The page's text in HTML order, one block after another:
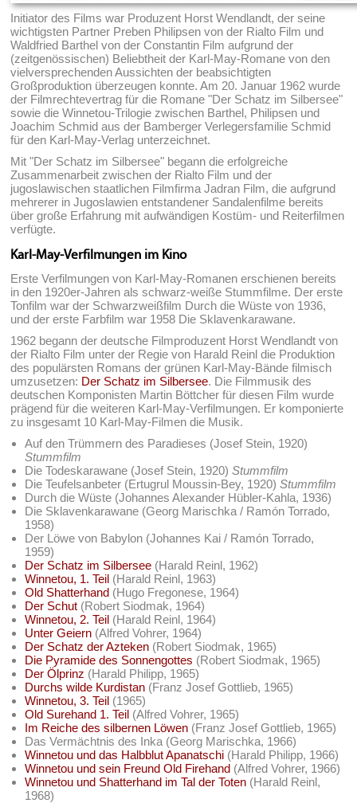
Initiator des Films war Produzent Horst Wendlandt, der seine
wichtigsten Partner Preben Philipsen von der Rialto Film und
Waldfried Barthel von der Constantin Film aufgrund der
(zeitgenössischen) Beliebtheit der Karl-May-Romane von den
vielversprechenden Aussichten der beabsichtigten
Großproduktion überzeugen konnte. Am 20. Januar 1962 wurde
der Filmrechtevertrag für die Romane "Der Schatz im Silbersee"
sowie die Winnetou-Trilogie zwischen Barthel, Philipsen und
Joachim Schmid aus der Bamberger Verlegersfamilie Schmid
für den Karl-May-Verlag unterzeichnet.
Mit "Der Schatz im Silbersee" begann die erfolgreiche
Zusammenarbeit zwischen der Rialto Film und der
jugoslawischen staatlichen Filmfirma Jadran Film, die aufgrund
mehrerer in Jugoslawien entstandener Sandalenfilme bereits
über große Erfahrung mit aufwändigen Kostüm- und Reiterfilmen
verfügte.
Karl-May-Verfilmungen im Kino
Erste Verfilmungen von Karl-May-Romanen erschienen bereits
in den 1920er-Jahren als schwarz-weiße Stummfilme. Der erste
Tonfilm war der Schwarzweißfilm Durch die Wüste von 1936,
und der erste Farbfilm war 1958 Die Sklavenkarawane.
1962 begann der deutsche Filmproduzent Horst Wendlandt von
der Rialto Film unter der Regie von Harald Reinl die Produktion
des populärsten Romans der grünen Karl-May-Bände filmisch
umzusetzen: Der Schatz im Silbersee. Die Filmmusik des
deutschen Komponisten Martin Böttcher für diesen Film wurde
prägend für die weiteren Karl-May-Verfilmungen. Er komponierte
zu insgesamt 10 Karl-May-Filmen die Musik.
Auf den Trümmern des Paradieses (Josef Stein, 1920)
Stummfilm
Die Todeskarawane (Josef Stein, 1920)Stummfilm
Die Teufelsanbeter (Ertugrul Moussin-Bey, 1920)Stummfilm
Durch die Wüste (Johannes Alexander Hübler-Kahla, 1936)
Die Sklavenkarawane (Georg Marischka / Ramón Torrado,
1958)
Der Löwe von Babylon (Johannes Kai / Ramón Torrado,
1959)
Der Schatz im Silbersee (Harald Reinl, 1962)
Winnetou, 1. Teil (Harald Reinl, 1963)
Old Shatterhand (Hugo Fregonese, 1964)
Der Schut (Robert Siodmak, 1964)
Winnetou, 2. Teil (Harald Reinl, 1964)
Unter Geiern (Alfred Vohrer, 1964)
Der Schatz der Azteken (Robert Siodmak, 1965)
Die Pyramide des Sonnengottes (Robert Siodmak, 1965)
Der Ölprinz (Harald Philipp, 1965)
Durchs wilde Kurdistan (Franz Josef Gottlieb, 1965)
Winnetou, 3. Teil (1965)
Old Surehand 1. Teil (Alfred Vohrer, 1965)
Im Reiche des silbernen Löwen (Franz Josef Gottlieb, 1965)
Das Vermächtnis des Inka (Georg Marischka, 1966)
Winnetou und das Halbblut Apanatschi (Harald Philipp, 1966)
Winnetou und sein Freund Old Firehand (Alfred Vohrer, 1966)
Winnetou und Shatterhand im Tal der Toten (Harald Reinl,
1968)